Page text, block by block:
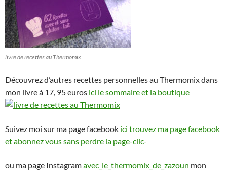
livre de recettes au Thermomix
Découvrez d’autres recettes personnelles au Thermomix dans
mon livre à 17, 95 euros ici le sommaire et la boutique
Suivez moi sur ma page facebook ici trouvez ma page facebook
et abonnez vous sans perdre la page-clic-
ou ma page Instagramavec_le_thermomix_de_zazoun mon